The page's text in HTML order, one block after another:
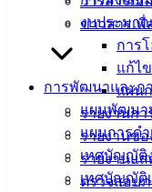
งบประมา
การ
แก้ไ
แผน
รายงานกา
รายงานข
รายงานแ
ตรวจสอบ
ข่าวสารเ
การพัฒนาและก
แผนพัฒนา
แผนการด
เทศบัญญัติ
เทศบัญญัติ